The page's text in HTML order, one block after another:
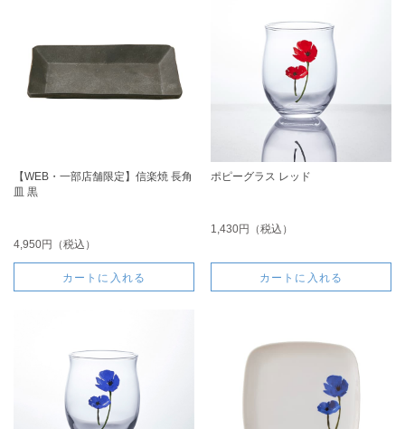
【WEB・一部店舗限定】信楽焼 長角
皿 黒
4,950円（税込）
カートに入れる
ポピーグラス レッド
1,430円（税込）
カートに入れる